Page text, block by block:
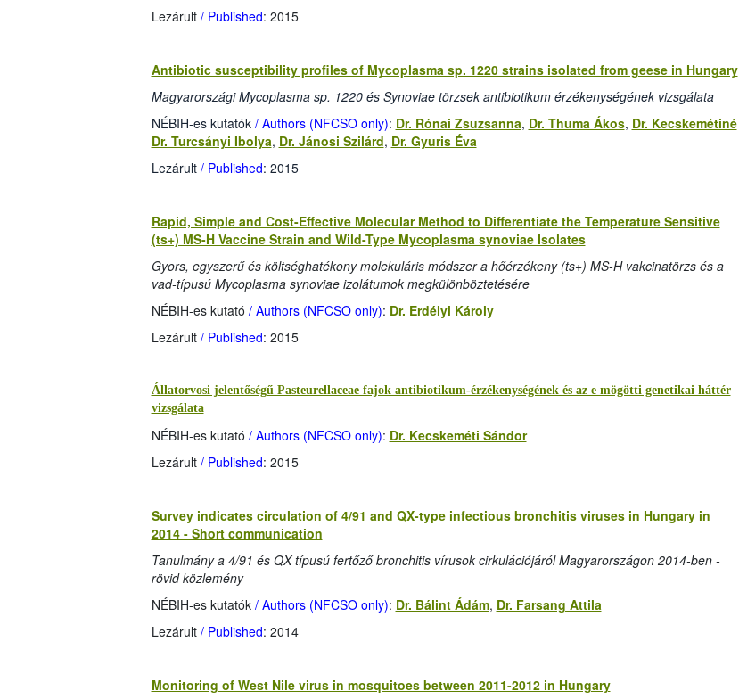
Lezárult/ Published: 2015
Antibiotic susceptibility profiles of Mycoplasma sp. 1220 strains isolated from geese in Hungary
Magyarországi Mycoplasma sp. 1220 és Synoviae törzsek antibiotikum érzékenységének vizsgálata
NÉBIH-es kutatók/ Authors (NFCSO only): Dr. Rónai Zsuzsanna, Dr. Thuma Ákos, Dr. Kecskemétiné
Dr. Turcsányi Ibolya, Dr. Jánosi Szilárd, Dr. Gyuris Éva
Lezárult/ Published: 2015
Rapid, Simple and Cost-Effective Molecular Method to Differentiate the Temperature Sensitive
(ts+) MS-H Vaccine Strain and Wild-Type Mycoplasma synoviae Isolates
Gyors, egyszerű és költséghatékony molekuláris módszer a hőérzékeny (ts+) MS-H vakcinatörzs és a
vad-típusú Mycoplasma synoviae izolátumok megkülönböztetésére
NÉBIH-es kutató / Authors (NFCSO only): Dr. Erdélyi Károly
Lezárult/ Published: 2015
Állatorvosi jelentőségű Pasteurellaceae fajok antibiotikum-érzékenységének és az e mögötti genetikai háttér
vizsgálata
NÉBIH-es kutató / Authors (NFCSO only): Dr. Kecskeméti Sándor
Lezárult/ Published: 2015
Survey indicates circulation of 4/91 and QX-type infectious bronchitis viruses in Hungary in
2014 - Short communication
Tanulmány a 4/91 és QX típusú fertőző bronchitis vírusok cirkulációjáról Magyarországon 2014-ben -
rövid közlemény
NÉBIH-es kutatók/ Authors (NFCSO only): Dr. Bálint Ádám, Dr. Farsang Attila
Lezárult/ Published: 2014
Monitoring of West Nile virus in mosquitoes between 2011-2012 in Hungary